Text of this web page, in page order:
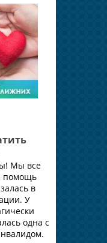
Мы все
помощь
в
У
одна с